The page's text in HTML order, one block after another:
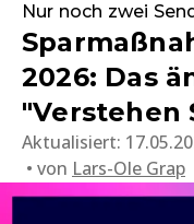
Nur noch zwei
2026: Das
"Verstehen
Aktualisiert:
von Lars-Ole Grap